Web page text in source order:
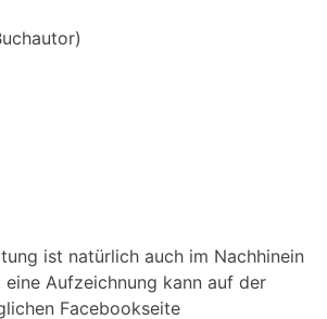
ist natürlich auch im Nachhinein
Aufzeichnung kann auf der
Facebookseite